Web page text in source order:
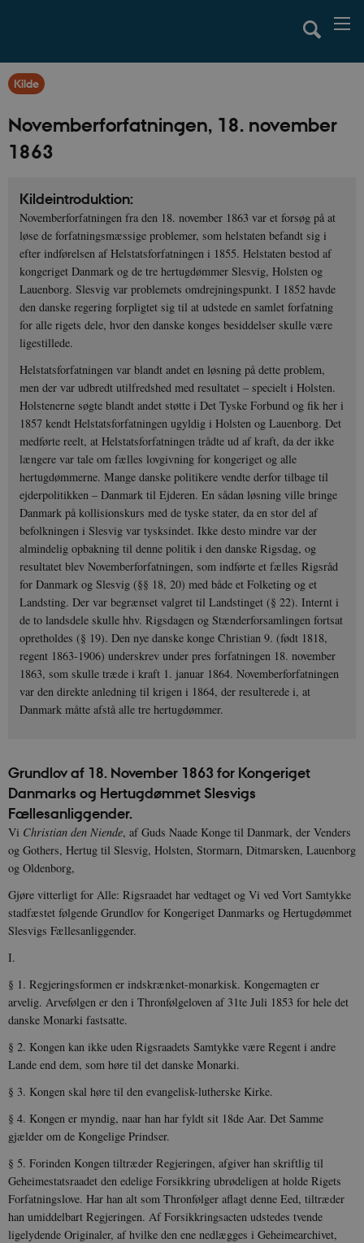
Kilde
Novemberforfatningen, 18. november
1863
Kildeintroduktion:
Novemberforfatningen fra den 18. november 1863 var et forsøg på at
løse de forfatningsmæssige problemer, som helstaten befandt sig i
efter indførelsen af Helstatsforfatningen i 1855. Helstaten bestod af
kongeriget Danmark og de tre hertugdømmer Slesvig, Holsten og
Lauenborg. Slesvig var problemets omdrejningspunkt. I 1852 havde
den danske regering forpligtet sig til at udstede en samlet forfatning
for alle rigets dele, hvor den danske konges besiddelser skulle være
ligestillede.
Helstatsforfatningen var blandt andet en løsning på dette problem,
men der var udbredt utilfredshed med resultatet – specielt i Holsten.
Holstenerne søgte blandt andet støtte i Det Tyske Forbund og fik her i
1857 kendt Helstatsforfatningen ugyldig i Holsten og Lauenborg. Det
medførte reelt, at Helstatsforfatningen trådte ud af kraft, da der ikke
længere var tale om fælles lovgivning for kongeriget og alle
hertugdømmerne. Mange danske politikere vendte derfor tilbage til
ejderpolitikken – Danmark til Ejderen. En sådan løsning ville bringe
Danmark på kollisionskurs med de tyske stater, da en stor del af
befolkningen i Slesvig var tysksindet. Ikke desto mindre var der
almindelig opbakning til denne politik i den danske Rigsdag, og
resultatet blev Novemberforfatningen, som indførte et fælles Rigsråd
for Danmark og Slesvig (§§ 18, 20) med både et Folketing og et
Landsting. Der var begrænset valgret til Landstinget (§ 22). Internt i
de to landsdele skulle hhv. Rigsdagen og Stænderforsamlingen fortsat
opretholdes (§ 19). Den nye danske konge Christian 9. (født 1818,
regent 1863-1906) underskrev under pres forfatningen 18. november
1863, som skulle træde i kraft 1. januar 1864. Novemberforfatningen
var den direkte anledning til krigen i 1864, der resulterede i, at
Danmark måtte afstå alle tre hertugdømmer.
Grundlov af 18. November 1863 for Kongeriget
Danmarks og Hertugdømmet Slesvigs
Fællesanliggender.
Vi Christian den Niende, af Guds Naade Konge til Danmark, der Venders
og Gothers, Hertug til Slesvig, Holsten, Stormarn, Ditmarsken, Lauenborg
og Oldenborg,
Gjøre vitterligt for Alle: Rigsraadet har vedtaget og Vi ved Vort Samtykke
stadfæstet følgende Grundlov for Kongeriget Danmarks og Hertugdømmet
Slesvigs Fællesanliggender.
I.
§ 1. Regjeringsformen er indskrænket-monarkisk. Kongemagten er
arvelig. Arvefølgen er den i Thronfølgeloven af 31te Juli 1853 for hele det
danske Monarki fastsatte.
§ 2. Kongen kan ikke uden Rigsraadets Samtykke være Regent i andre
Lande end dem, som høre til det danske Monarki.
§ 3. Kongen skal høre til den evangelisk-lutherske Kirke.
§ 4. Kongen er myndig, naar han har fyldt sit 18de Aar. Det Samme
gjælder om de Kongelige Prindser.
§ 5. Forinden Kongen tiltræder Regjeringen, afgiver han skrift­lig til
Geheimestatsraadet den edelige Forsikkring ubrødeligen at holde Rigets
Forfatningslove. Har han alt som Thronfølger aflagt denne Eed, tiltræder
han umiddelbart Regjeringen. Af Forsikkrings­acten udstedes tvende
ligelydende Originaler, af hvilke den ene nedlægges i Geheimearchivet,